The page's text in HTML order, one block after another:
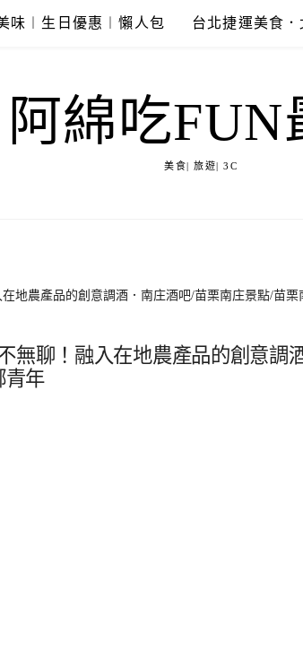
味︱生日優惠︱懶人包 台北捷運美食
阿綿吃FUN
美食| 旅遊| 3C
地農產品的創意調酒．南庄酒吧/苗栗南庄景點/苗栗
無聊！融入在地農產品的創意調
青年